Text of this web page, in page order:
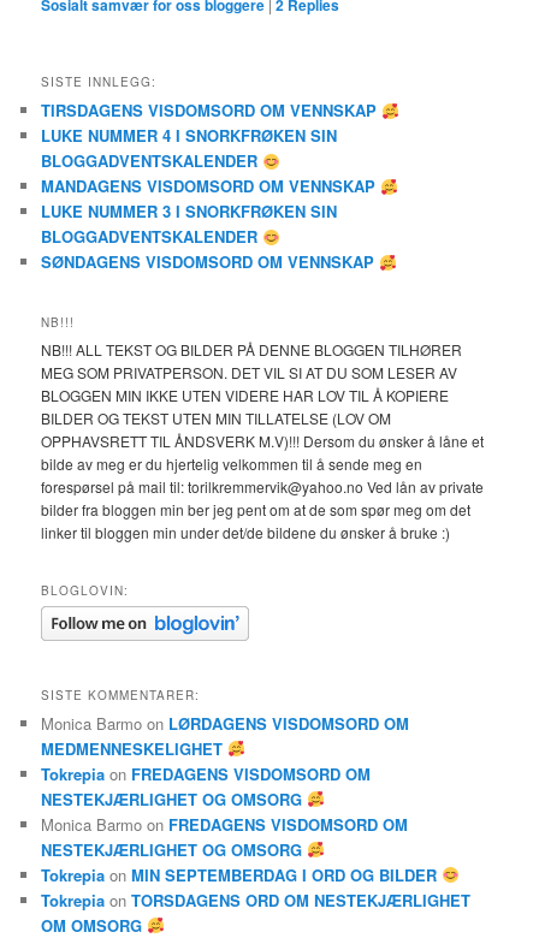
Sosialt samvær for oss bloggere |2 Replies
SISTE INNLEGG:
TIRSDAGENS VISDOMSORD OM VENNSKAP
LUKE NUMMER 4 I SNORKFRØKEN SIN
BLOGGADVENTSKALENDER
MANDAGENS VISDOMSORD OM VENNSKAP
LUKE NUMMER 3 I SNORKFRØKEN SIN
BLOGGADVENTSKALENDER
SØNDAGENS VISDOMSORD OM VENNSKAP
NB!!!
NB!!! ALL TEKST OG BILDER PÅ DENNE BLOGGEN TILHØRER
MEG SOM PRIVATPERSON. DET VIL SI AT DU SOM LESER AV
BLOGGEN MIN IKKE UTEN VIDERE HAR LOV TIL Å KOPIERE
BILDER OG TEKST UTEN MIN TILLATELSE (LOV OM
OPPHAVSRETT TIL ÅNDSVERK M.V)!!! Dersom du ønsker å låne et
bilde av meg er du hjertelig velkommen til å sende meg en
forespørsel på mail til: torilkremmervik@yahoo.no Ved lån av private
bilder fra bloggen min ber jeg pent om at de som spør meg om det
linker til bloggen min under det/de bildene du ønsker å bruke :)
BLOGLOVIN:
SISTE KOMMENTARER:
Monica Barmo on LØRDAGENS VISDOMSORD OM
MEDMENNESKELIGHET
Tokrepia on FREDAGENS VISDOMSORD OM
NESTEKJÆRLIGHET OG OMSORG
Monica Barmo on FREDAGENS VISDOMSORD OM
NESTEKJÆRLIGHET OG OMSORG
Tokrepia onMIN SEPTEMBERDAG I ORD OG BILDER
Tokrepia onTORSDAGENS ORD OM NESTEKJÆRLIGHET
OM OMSORG